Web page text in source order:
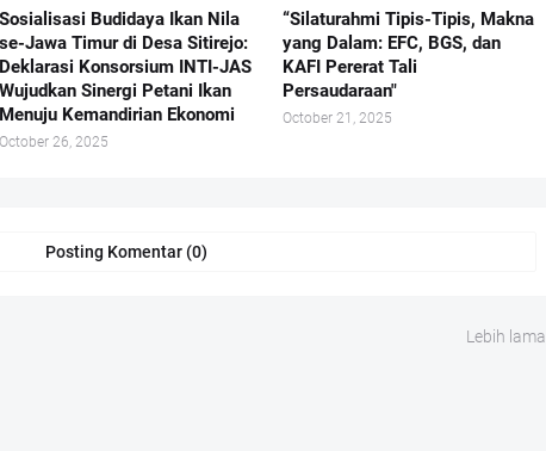
Sosialisasi Budidaya Ikan Nila
se-Jawa Timur di Desa Sitirejo:
Deklarasi Konsorsium INTI-JAS
Wujudkan Sinergi Petani Ikan
Menuju Kemandirian Ekonomi
October 26, 2025
“Silaturahmi Tipis-Tipis, Makna
yang Dalam: EFC, BGS, dan
KAFI Pererat Tali
Persaudaraan"
October 21, 2025
Posting Komentar (0)
Lebih lama